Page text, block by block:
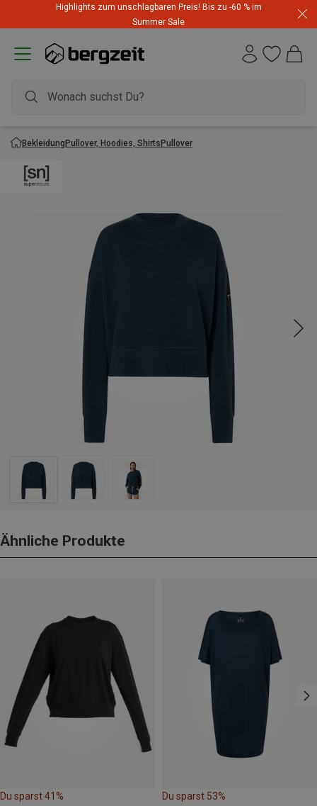
Highlights zum unschlagbaren Preis! Bis zu -60 % im
Summer Sale
BekleidungPullover, Hoodies, ShirtsPullover
Ähnliche Produkte
Du sparst 41% Du sparst 53%